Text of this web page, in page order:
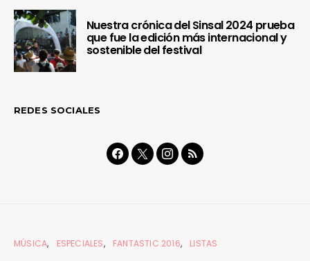
Nuestra crónica del Sinsal 2024 prueba
que fue la edición más internacional y
sostenible del festival
REDES SOCIALES
MÚSICA ESPECIALES FANTASTIC 2016 LISTAS